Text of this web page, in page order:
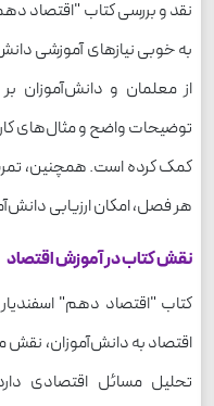
نقد و بررسی کتاب "اقتصاد
به خوبی نیازهای آموزشی
از معلمان و دانش‌آموزان بر
توضیحات واضح و مثال‌های
کمک کرده است. همچنین،
هر فصل، امکان ارزیابی
نقش کتاب در آموزش اقتصاد
کتاب "اقتصاد دهم"
اقتصاد به دانش‌آموزان، نقش
تحلیل مسائل اقتصادی